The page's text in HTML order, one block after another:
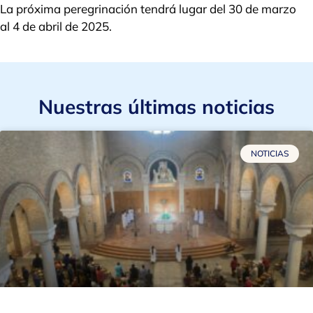
La próxima peregrinación tendrá lugar del 30 de marzo
al 4 de abril de 2025.
Nuestras últimas noticias
NOTICIAS